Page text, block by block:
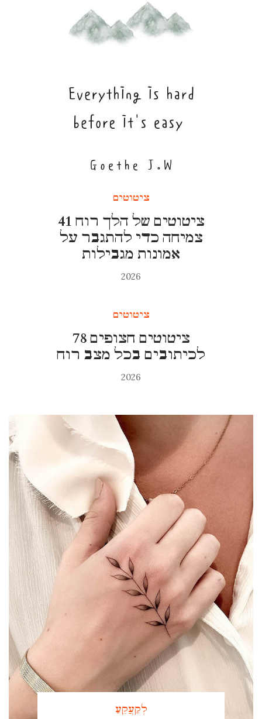
ציטוטים
41 ציטוטים של הלך רוח
צמיחה כדי להתגבר על
אמונות מגבילות
2026
ציטוטים
78 ציטוטים חצופים
לכיתובים בכל מצב רוח
2026
לְקַעֲקֵעַ